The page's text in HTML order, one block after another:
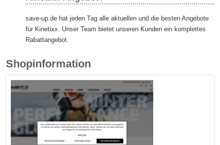
save-up.de hat jeden Tag alle aktuellen und die besten Angebote
für Kinetixx. Unser Team bietet unseren Kunden ein komplettes
Rabattangebot.
Shopinformation